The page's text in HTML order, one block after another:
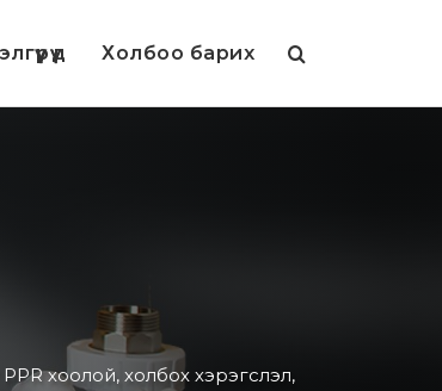
Холбоо барих
хоолой, холбох хэрэгслэл,